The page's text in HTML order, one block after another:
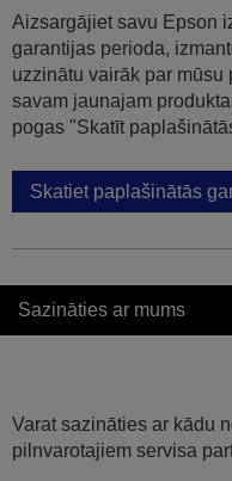
Aizsargājiet savu Epson
garantijas perioda,
uzzinātu vairāk par
savam jaunajam
pogas "Skatīt
Skatiet paplašinātās
Sazināties ar mums
Varat sazināties ar kādu
pilnvarotajiem servisa